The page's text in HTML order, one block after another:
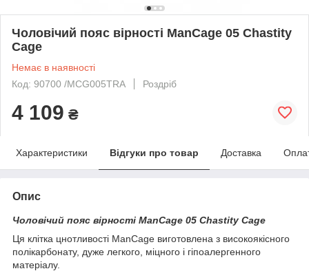
Чоловічий пояс вірності ManCage 05 Chastity
Cage
Немає в наявності
Код: 90700 /MCG005TRA
Роздріб
4 109 ₴
Характеристики Відгуки про товар Доставка
Опис
Чоловічий пояс вірності ManCage 05 Chastity Cage
Ця клітка цнотливості ManCage виготовлена з високоякісного
полікарбонату, дуже легкого, міцного і гіпоалергенного
матеріалу.